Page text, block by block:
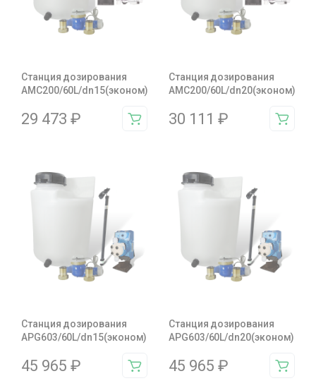
Станция дозирования
AMC200/60L/dn15(эконом)
29 473 ₽
Станция дозирования
AMC200/60L/dn20(эконом)
30 111 ₽
Станция дозирования
APG603/60L/dn15(эконом)
45 965 ₽
Станция дозирования
APG603/60L/dn20(эконом)
45 965 ₽